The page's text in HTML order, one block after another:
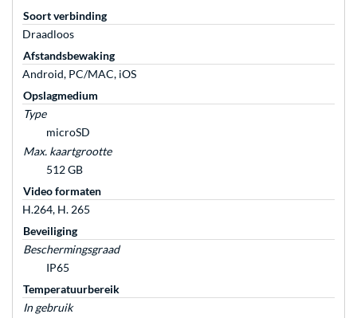
Soort verbinding
Draadloos
Afstandsbewaking
Android, PC/MAC, iOS
Opslagmedium
Type
microSD
Max. kaartgrootte
512 GB
Video formaten
H.264, H. 265
Beveiliging
Beschermingsgraad
IP65
Temperatuurbereik
In gebruik